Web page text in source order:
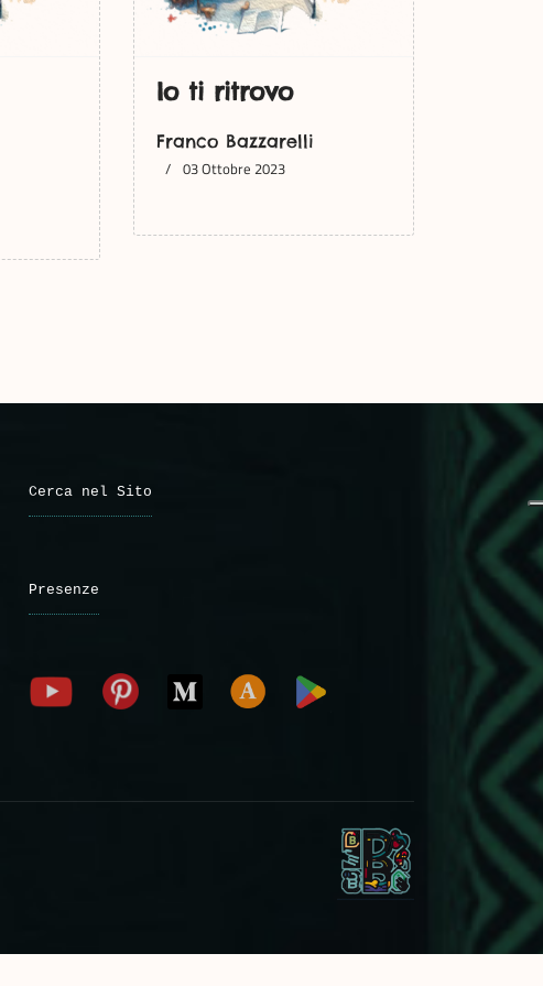
Io ti ritrovo
Franco Bazzarelli
03 Ottobre 2023
Cerca nel Sito
Presenze